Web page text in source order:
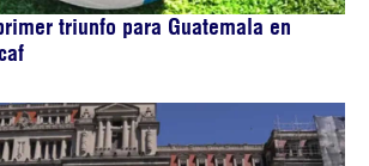
triunfo para Guatemala en